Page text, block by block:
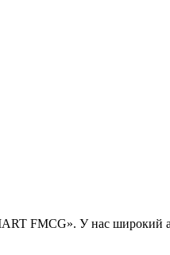
FMCG». У нас широкий